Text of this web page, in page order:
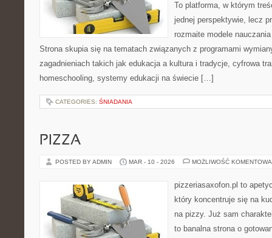
To platforma, w którym
jednej perspektywie, lecz
rozmaite modele
Strona skupia się na tematach związanych z programami
zagadnieniach takich jak edukacja a kultura i tradycje, cyfrowa
homeschooling, systemy edukacji na świecie […]
CATEGORIES: ŚNIADANIA
PIZZA
POSTED BY ADMIN MAR - 10 - 2026 MOŻLIWOŚĆ
pizzeriasaxofon.pl to
który koncentruje się na
na pizzy. Już sam
to banalna strona o